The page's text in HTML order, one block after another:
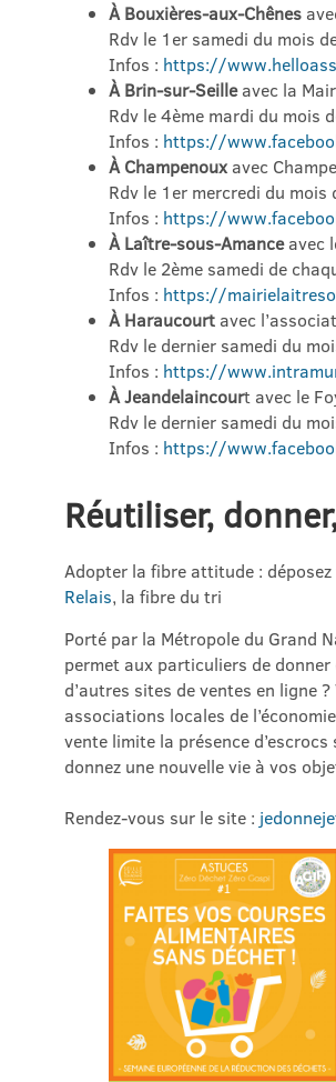
À Bouxières-aux-Chênes
Rdv le 1er samedi du mois
Infos : https://
À Brin-sur-Seilleavec la
Rdv le 4ème mardi du mois
Infos : https://
À Champenouxavec
Rdv le 1er mercredi du
Infos : https://
À Laître-sous-Amanceavec
Rdv le 2ème samedi de
Infos : https://
À Haraucourtavec
Rdv le dernier samedi du
Infos : https://
À Jeandelaincourt avec le
Rdv le dernier samedi du
Infos : https://
Réutiliser,
Adopter la fibre attitude :
Relais, la fibre du tri
Porté par la Métropole du Grand
permet aux particuliers de
d’autres sites de ventes en ligne
associations locales de
vente limite la présence
donnez une nouvelle vie à vos
Rendez-vous sur le site :